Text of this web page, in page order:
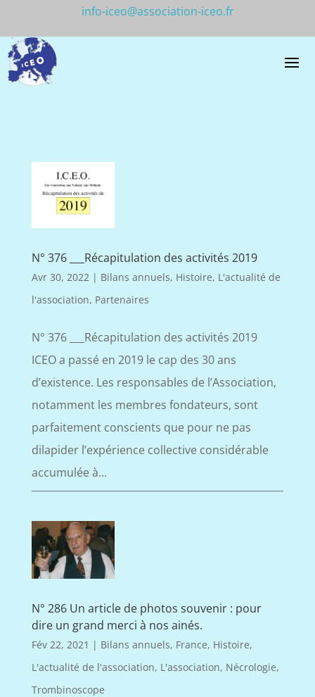
info-iceo@association-iceo.fr
N° 376 ___Récapitulation des activités 2019
Avr 30, 2022| Bilans annuels, Histoire, L'actualité de
l'association, Partenaires
N° 376 ___Récapitulation des activités 2019
ICEO a passé en 2019 le cap des 30 ans
d’existence. Les responsables de l’Association,
notamment les membres fondateurs, sont
parfaitement conscients que pour ne pas
dilapider l’expérience collective considérable
accumulée à...
N° 286 Un article de photos souvenir : pour
dire un grand merci à nos ainés.
Fév 22, 2021 | Bilans annuels, France, Histoire,
L'actualité de l'association, L'association, Nécrologie,
Trombinoscope